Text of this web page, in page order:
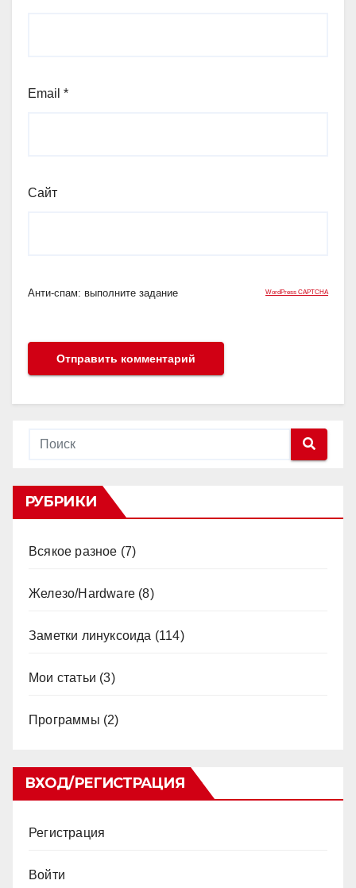
Email *
Сайт
Анти-спам: выполните задание WordPress CAPTCHA
РУБРИКИ
Всякое разное (7)
Железо/Hardware (8)
Заметки линуксоида (114)
Мои статьи (3)
Программы (2)
ВХОД/РЕГИСТРАЦИЯ
Регистрация
Войти